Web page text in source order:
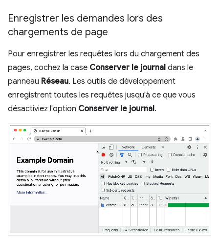
Enregistrer les demandes lors des
chargements de page
Pour enregistrer les requêtes lors du chargement des
pages, cochez la case Conserver le journal dans le
panneau Réseau. Les outils de développement
enregistrent toutes les requêtes jusqu'à ce que vous
désactiviez l'option Conserver le journal.